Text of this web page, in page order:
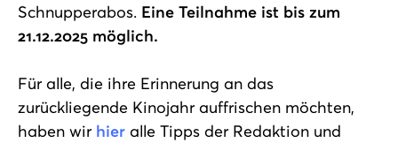
Schnupperabos. Eine Teilnahme ist bis zum
21.12.2025 möglich.
Für alle, die ihre Erinnerung an das
zurückliegende Kinojahr auffrischen möchten,
haben wir hier alle Tipps der Redaktion und